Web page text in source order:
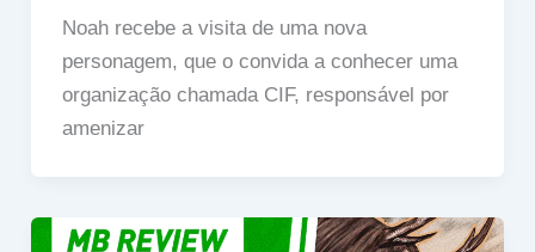
Noah recebe a visita de uma nova
personagem, que o convida a conhecer uma
organização chamada CIF, responsável por
amenizar